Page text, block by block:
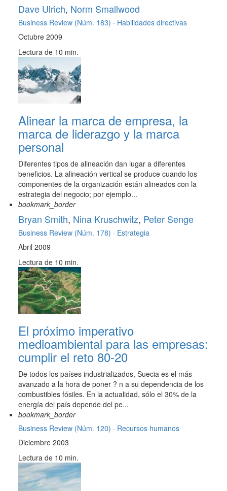
Dave Ulrich, Norm Smallwood
Business Review (Núm. 183) · Habilidades directivas
Octubre 2009
Lectura de 10 min.
Alinear la marca de empresa, la
marca de liderazgo y la marca
personal
Diferentes tipos de alineación dan lugar a diferentes
beneficios. La alineación vertical se produce cuando los
componentes de la organización están alineados con la
estrategia del negocio; por ejemplo...
bookmark_border
Bryan Smith, Nina Kruschwitz, Peter Senge
Business Review (Núm. 178) · Estrategia
Abril 2009
Lectura de 10 min.
El próximo imperativo
medioambiental para las empresas:
cumplir el reto 80-20
De todos los países industrializados, Suecia es el más
avanzado a la hora de poner ? n a su dependencia de los
combustibles fósiles. En la actualidad, sólo el 30% de la
energía del país depende del pe...
bookmark_border
Business Review (Núm. 120) · Recursos humanos
Diciembre 2003
Lectura de 10 min.